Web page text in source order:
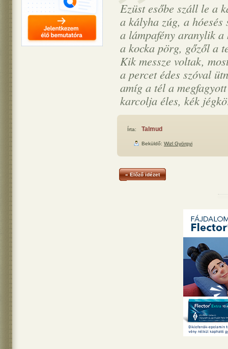
Ezüst esőbe száll le a
a kályha zúg, a hóesés
a lámpafény aranylik a
a kocka pörg, gőzől a
Kik messze voltak,
a percet édes szóval
amíg a tél a
karcolja éles, kék
Írta: Talmud
Beküldő: Wizl Györgyi
« Előző idézet